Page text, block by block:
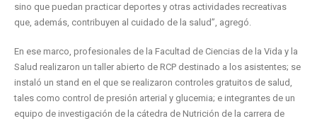
sino que puedan practicar deportes y otras actividades recreativas
que, además, contribuyen al cuidado de la salud”, agregó.
En ese marco, profesionales de la Facultad de Ciencias de la Vida y la
Salud realizaron un taller abierto de RCP destinado a los asistentes; se
instaló un stand en el que se realizaron controles gratuitos de salud,
tales como control de presión arterial y glucemia; e integrantes de un
equipo de investigación de la cátedra de Nutrición de la carrera de